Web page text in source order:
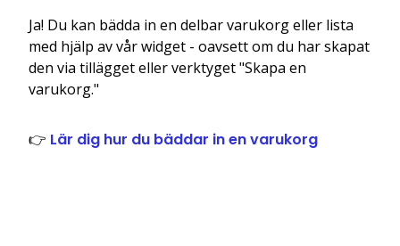
Ja! Du kan bädda in en delbar varukorg eller lista
med hjälp av vår widget - oavsett om du har skapat
den via tillägget eller verktyget "Skapa en
varukorg."
👉 Lär dig hur du bäddar in en varukorg